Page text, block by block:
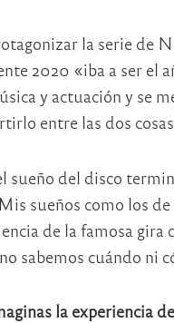
la serie de
2020 «iba a ser el
y actuación y se
entre las dos
sueño del disco
sueños como los
de la famosa gira
sabemos cuándo ni
la experiencia